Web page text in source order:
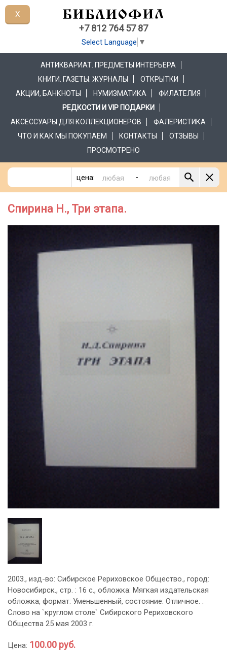
+7 812 764 57 87
Select Language ▼
АНТИКВАРИАТ. ПРЕДМЕТЫ ИНТЕРЬЕРА
КНИГИ. ГАЗЕТЫ. ЖУРНАЛЫ
ОТКРЫТКИ
АКЦИИ, БАНКНОТЫ
НУМИЗМАТИКА
ФИЛАТЕЛИЯ
РЕДКОСТИ И VIP ПОДАРКИ
АКСЕССУАРЫ ДЛЯ КОЛЛЕКЦИОНЕРОВ
ФАЛЕРИСТИКА
ЧТО И КАК МЫ ПОКУПАЕМ
КОНТАКТЫ
ОТЗЫВЫ
ПРОСМОТРЕНО
цена: -
Спирина Н., Три этапа.
2003., изд-во: Сибирское Рериховское Общество., город:
Новосибирск., стр. : 16 с., обложка: Мягкая издательская
обложка, формат: Уменьшенный, состояние: Отличное. .
Слово на `круглом столе` Сибирского Рериховского
Общества 25 мая 2003 г.
Цена: 100.00 руб.
X